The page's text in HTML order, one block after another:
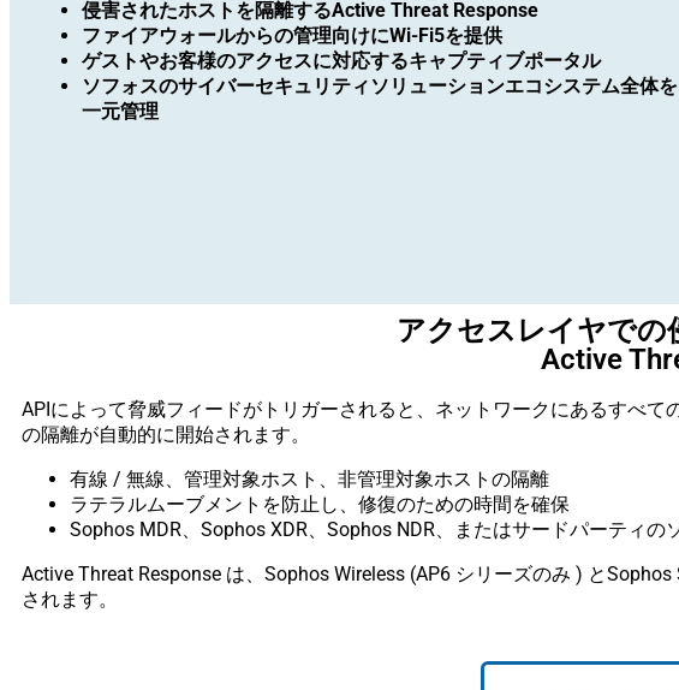
侵害されたホストを隔離するActive Threat Response
ファイアウォールからの管理向けにWi-Fi5を提供
ゲストやお客様のアクセスに対応するキャプティブポータル
ソフォスのサイバーセキュリティソリューションエコシステム全体を
一元管理
アクセスレイヤでの
Active
APIによって脅威フィードがトリガーされると、ネットワークにあるすべ
の隔離が自動的に開始されます。
有線 / 無線、管理対象ホスト、非管理対象ホストの隔離
ラテラルムーブメントを防止し、修復のための時間を確保
Sophos MDR、Sophos XDR、Sophos NDR、またはサードパーティの
Active Threat Response は、Sophos Wireless (AP6 シリーズのみ ) と
されます。